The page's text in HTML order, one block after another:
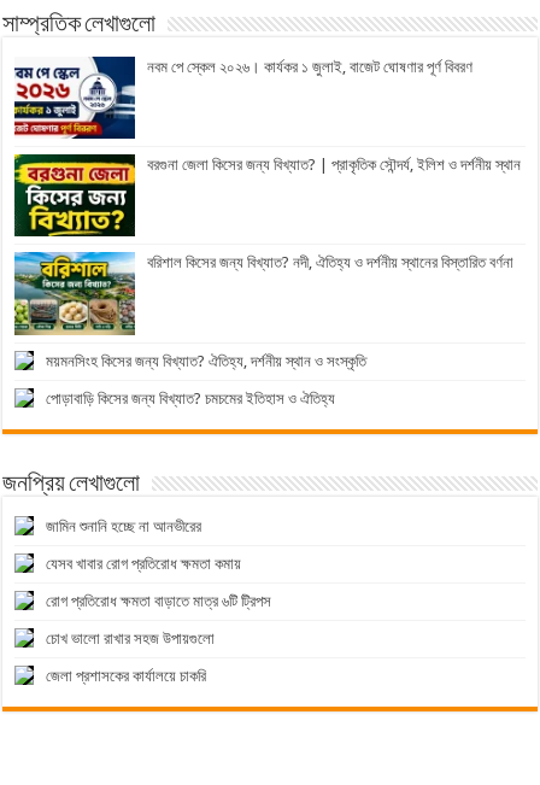
সাম্প্রতিক লেখাগুলো
নবম পে স্কেল ২০২৬। কার্যকর ১ জুলাই, বাজেট ঘোষণার পূর্ণ বিবরণ
বরগুনা জেলা কিসের জন্য বিখ্যাত? | প্রাকৃতিক সৌন্দর্য, ইলিশ ও দর্শনীয় স্থান
বরিশাল কিসের জন্য বিখ্যাত? নদী, ঐতিহ্য ও দর্শনীয় স্থানের বিস্তারিত বর্ণনা
ময়মনসিংহ কিসের জন্য বিখ্যাত? ঐতিহ্য, দর্শনীয় স্থান ও সংস্কৃতি
পোড়াবাড়ি কিসের জন্য বিখ্যাত? চমচমের ইতিহাস ও ঐতিহ্য
জনপ্রিয় লেখাগুলো
জামিন শুনানি হচ্ছে না আনভীরের
যেসব খাবার রোগ প্রতিরোধ ক্ষমতা কমায়
রোগ প্রতিরোধ ক্ষমতা বাড়াতে মাত্র ৬টি ট্রিপস
চোখ ভালো রাখার সহজ উপায়গুলো
জেলা প্রশাসকের কার্যালয়ে চাকরি